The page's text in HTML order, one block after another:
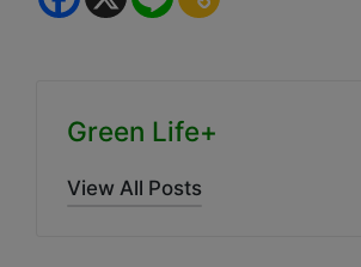
Green Life+
View All Posts